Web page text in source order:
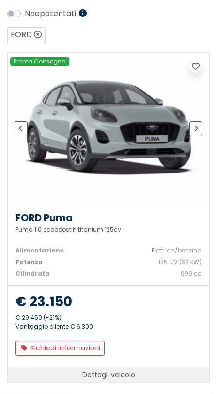
Neopatentati
FORD
Pronta Consegna
FORD Puma
Puma 1.0 ecoboost h titanium 125cv
Alimentazione
Elettrica/benzina
Potenza
125 CV (92 kW)
Cilindrata
999 cc
€ 23.150
€ 29.450 (-21%)
Vantaggio cliente € 6.300
Richiedi informazioni
Dettagli veicolo